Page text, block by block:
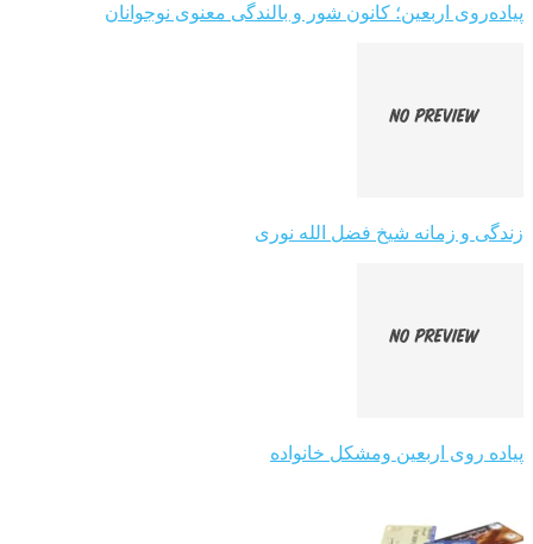
پیاده‌روی اربعین؛ کانون شور و بالندگی معنوی نوجوانان
زندگی و زمانه شیخ فضل الله نوری
پیاده روی اربعین ومشکل خانواده